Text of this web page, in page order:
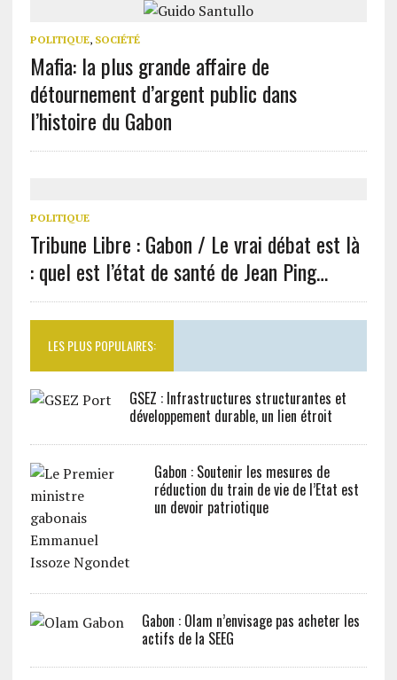
POLITIQUE, SOCIÉTÉ
Mafia: la plus grande affaire de
détournement d’argent public dans
l’histoire du Gabon
POLITIQUE
Tribune Libre : Gabon / Le vrai débat est là
: quel est l’état de santé de Jean Ping…
LES PLUS POPULAIRES:
GSEZ : Infrastructures structurantes et
développement durable, un lien étroit
Gabon : Soutenir les mesures de
réduction du train de vie de l’Etat est
un devoir patriotique
Gabon : Olam n’envisage pas acheter les
actifs de la SEEG